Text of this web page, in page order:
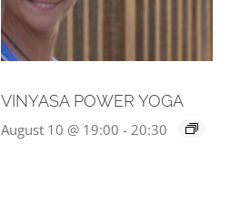
VINYASA POWER YOGA
August 10 @ 19:00 - 20:30